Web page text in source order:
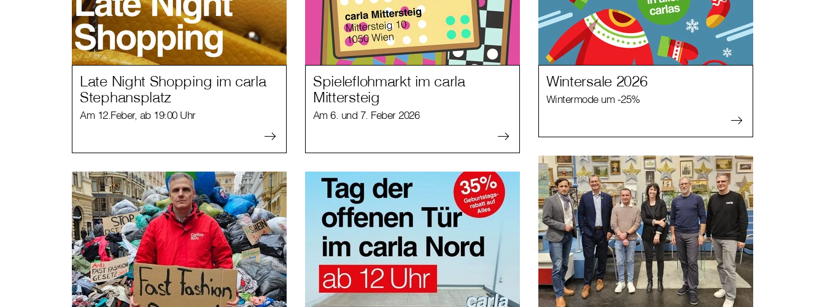
Late Night Shopping im carla
Stephansplatz
Am 12.Feber, ab 19:00 Uhr
Spieleflohmarkt im carla
Mittersteig
Am 6. und 7. Feber 2026
Wintersale 2026
Wintermode um -25%